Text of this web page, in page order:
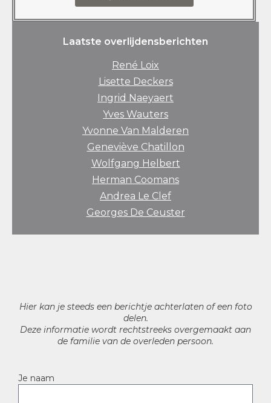
Laatste overlijdensberichten
René Loix
Lisette Deckers
Ingrid Naeyaert
Yves Wauters
Yvonne Van Malderen
Geneviève Chatillon
Wolfgang Helbert
Herman Coomans
Andrea Le Clef
Georges De Ceuster
Hier kan je steeds een berichtje achterlaten of een foto
delen.
Deze informatie wordt rechtstreeks overgemaakt aan
de familie van de overleden persoon.
Je naam